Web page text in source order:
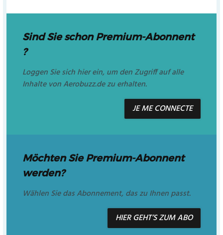
Sind Sie schon Premium-Abonnent
?
Loggen Sie sich hier ein, um den Zugriff auf alle
Inhalte von Aerobuzz.de zu erhalten.
JE ME CONNECTE
Möchten Sie Premium-Abonnent
werden?
Wählen Sie das Abonnement, das zu Ihnen passt.
HIER GEHT’S ZUM ABO